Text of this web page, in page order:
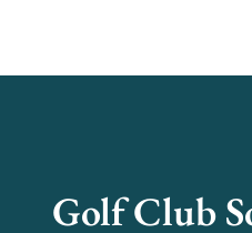
Golf Club